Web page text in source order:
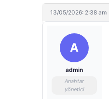
13/05/2026: 2:38 am
A
admin
Anahtar
yönetici